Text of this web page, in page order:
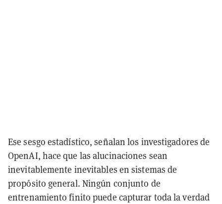
Ese sesgo estadístico, señalan los investigadores de
OpenAI, hace que las alucinaciones sean
inevitablemente inevitables en sistemas de
propósito general. Ningún conjunto de
entrenamiento finito puede capturar toda la verdad